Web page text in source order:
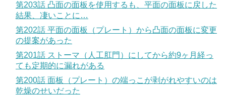
第203話 凸面の面板を使用するも、平面の面板に戻した
結果、凄いことに…
第202話 平面の面板（プレート）から凸面の面板に変更
の提案があった
第201話 ストーマ（人工肛門）にしてから約9ヶ月経っ
ても定期的に漏れがある
第200話 面板（プレート）の端っこが剥がれやすいのは
乾燥のせいだった